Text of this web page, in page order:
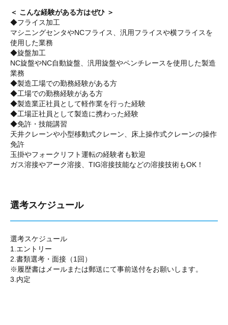
＜ こんな経験がある方はぜひ ＞
◆フライス加工
マシニングセンタやNCフライス、汎用フライスや横フライスを
使用した業務
◆旋盤加工
NC旋盤やNC自動旋盤、汎用旋盤やペンチレースを使用した製造
業務
◆製造工場での勤務経験がある方
◆工場での勤務経験がある方
◆製造業正社員として軽作業を行った経験
◆工場正社員として製造に携わった経験
◆免許・技能講習
天井クレーンや小型移動式クレーン、床上操作式クレーンの操作
免許
玉掛やフォークリフト運転の経験者も歓迎
ガス溶接やアーク溶接、TIG溶接技能などの溶接技術もOK！
選考スケジュール
選考スケジュール
1.エントリー
2.書類選考・面接（1回）
※履歴書はメールまたは郵送にて事前送付をお願いします。
3.内定